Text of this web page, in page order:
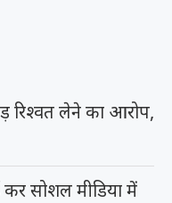
रिश्वत लेने का आरोप,
कर सोशल मीडिया में